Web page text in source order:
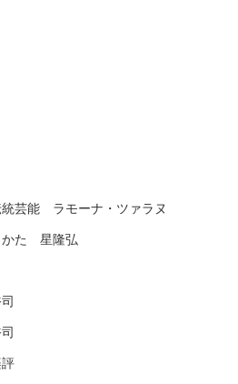
芸能 ラモーナ・ツァラヌ
かた 星隆弘